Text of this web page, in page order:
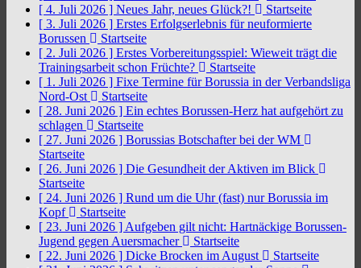
[ 4. Juli 2026 ] Neues Jahr, neues Glück?!
Startseite
[ 3. Juli 2026 ] Erstes Erfolgserlebnis für neuformierte
Borussen
Startseite
[ 2. Juli 2026 ] Erstes Vorbereitungsspiel: Wieweit trägt die
Trainingsarbeit schon Früchte?
Startseite
[ 1. Juli 2026 ] Fixe Termine für Borussia in der Verbandsliga
Nord-Ost
Startseite
[ 28. Juni 2026 ] Ein echtes Borussen-Herz hat aufgehört zu
schlagen
Startseite
[ 27. Juni 2026 ] Borussias Botschafter bei der WM
Startseite
[ 26. Juni 2026 ] Die Gesundheit der Aktiven im Blick
Startseite
[ 24. Juni 2026 ] Rund um die Uhr (fast) nur Borussia im
Kopf
Startseite
[ 23. Juni 2026 ] Aufgeben gilt nicht: Hartnäckige Borussen-
Jugend gegen Auersmacher
Startseite
[ 22. Juni 2026 ] Dicke Brocken im August
Startseite